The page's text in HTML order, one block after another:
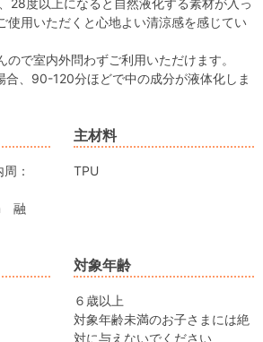
使用いただくと心地よい清涼感を感じてい
で室内外問わずご利用いただけます。
、90-120分ほどで中の成分が液体化しま
：
融
主材料
TPU
対象年齢
６歳以上
対象年齢未満のお子さまには絶
対に与えないでください